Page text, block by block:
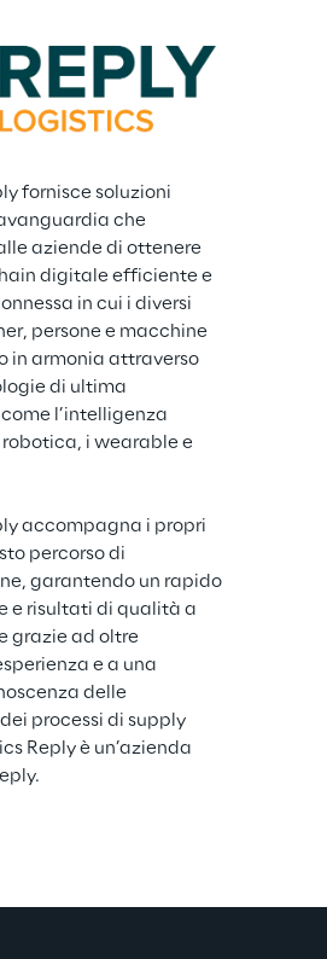
fornisce soluzioni
che
aziende di ottenere
digitale efficiente e
in cui i diversi
persone e macchine
in armonia attraverso
di ultima
l’intelligenza
i wearable e
accompagna i propri
percorso di
garantendo un rapido
e risultati di qualità a
grazie ad oltre
e a una
delle
processi di supply
Reply è un’azienda